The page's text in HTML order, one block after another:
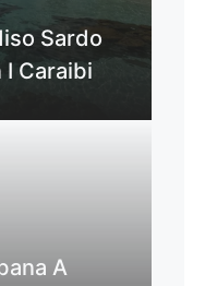
Sardo
I Caraibi
A